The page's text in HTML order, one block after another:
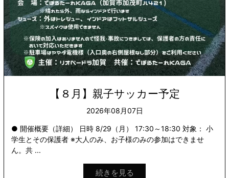
【８月】親子サッカー予定
2026年08月07日
● 開催概要（詳細） 日時 8/29（月） 17:30～18:30 対象： 小
学生とその保護者 ※大人のみ、お子様のみの参加はできませ
ん。共 ...
続きを見る